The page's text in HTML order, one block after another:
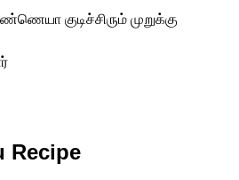
குடிச்சிரும் முறுக்கு
Recipe